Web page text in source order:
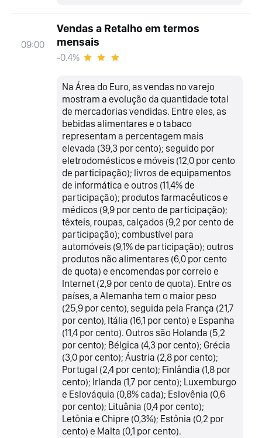
09:00
Vendas a Retalho em termos
mensais
-0.4%
Na Área do Euro, as vendas no varejo
mostram a evolução da quantidade total
de mercadorias vendidas. Entre eles, as
bebidas alimentares e o tabaco
representam a percentagem mais
elevada (39,3 por cento); seguido por
eletrodomésticos e móveis (12,0 por cento
de participação); livros de equipamentos
de informática e outros (11,4% de
participação); produtos farmacêuticos e
médicos (9,9 por cento de participação);
têxteis, roupas, calçados (9,2 por cento de
participação); combustível para
automóveis (9,1% de participação); outros
produtos não alimentares (6,0 por cento
de quota) e encomendas por correio e
Internet (2,9 por cento de quota). Entre os
países, a Alemanha tem o maior peso
(25,9 por cento), seguida pela França (21,7
por cento), Itália (16,1 por cento) e Espanha
(11,4 por cento). Outros são Holanda (5,2
por cento); Bélgica (4,3 por cento); Grécia
(3,0 por cento); Áustria (2,8 por cento);
Portugal (2,4 por cento); Finlândia (1,8 por
cento); Irlanda (1,7 por cento); Luxemburgo
e Eslováquia (0,8% cada); Eslovênia (0,6
por cento); Lituânia (0,4 por cento);
Letônia e Chipre (0,3%); Estônia (0,2 por
cento) e Malta (0,1 por cento).